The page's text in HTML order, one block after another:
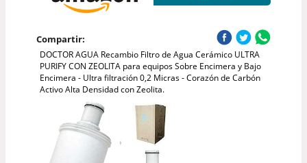
Compartir:
DOCTOR AGUA Recambio Filtro de Agua Cerámico ULTRA
PURIFY CON ZEOLITA para equipos Sobre Encimera y Bajo
Encimera - Ultra filtración 0,2 Micras - Corazón de Carbón
Activo Alta Densidad con Zeolita.